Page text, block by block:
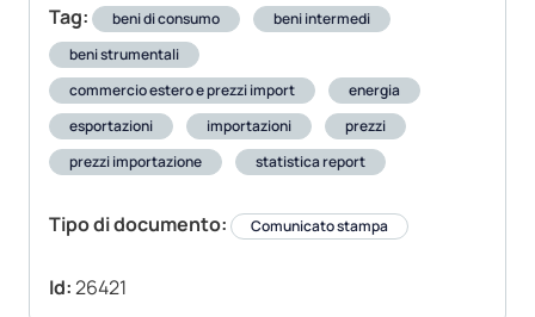
Tag: beni di consumo
beni intermedi
beni strumentali
commercio estero e prezzi import
energia
esportazioni
importazioni
prezzi
prezzi importazione
statistica report
Tipo di documento: Comunicato stampa
Id:26421